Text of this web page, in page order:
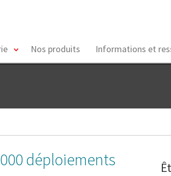
toggleNos produits Informations et
déploiements